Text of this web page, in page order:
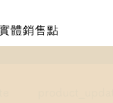
體銷售點